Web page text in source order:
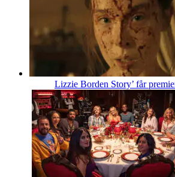
Lizzie Borden Story’ får